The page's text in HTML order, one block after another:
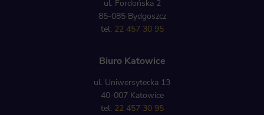
ul. Fordońska 2
85-085 Bydgoszcz
tel: 22 457 30 95
Biuro Katowice
ul. Uniwersytecka 13
40-007 Katowice
tel: 22 457 30 95